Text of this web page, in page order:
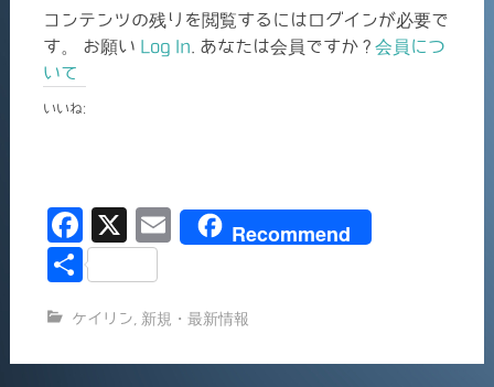
コンテンツの残りを閲覧するにはログインが必要で
す。 お願い Log In . あなたは会員ですか ? 会員につ
いて
いいね:
F
a
e
b
X
E
l
Recommend
共
ケイリン 新規・最新情報